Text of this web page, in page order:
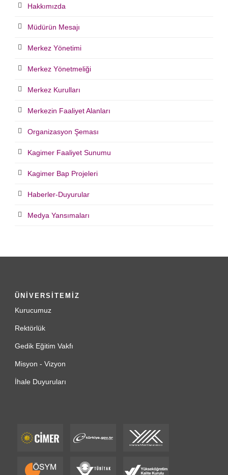
Hakkımızda
Müdürün Mesajı
Merkez Yönetimi
Merkez Yönetmeliği
Merkez Kurulları
Merkezin Faaliyet Alanları
Organizasyon Şeması
Kagimer Faaliyet Sunumu
Kagimer Bap Projeleri
Haberler-Duyurular
Medya Yansımaları
ÜNİVERSİTEMİZ
Kurucumuz
Rektörlük
Gedik Eğitim Vakfı
Misyon - Vizyon
İhale Duyuruları